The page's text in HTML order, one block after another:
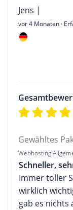
Jens |
vor 4 Monaten ·
Gewähltes
Webhosting
Schneller,
Immer toller
wirklich
gab es nichts